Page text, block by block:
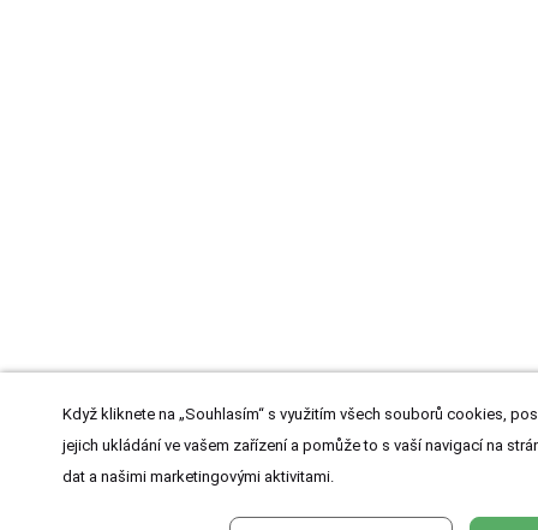
Když kliknete na „Souhlasím“ s využitím všech souborů cookies,
jejich ukládání ve vašem zařízení a pomůže to s vaší navigací na
dat a našimi marketingovými aktivitami.